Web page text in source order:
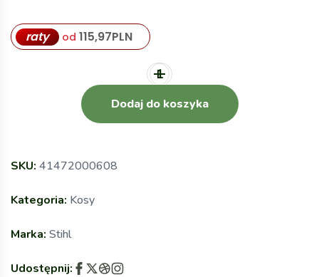
raty od 115,97PLN
Dodaj do koszyka
SKU: 41472000608
Kategoria: Kosy
Marka: Stihl
Udostępnij: